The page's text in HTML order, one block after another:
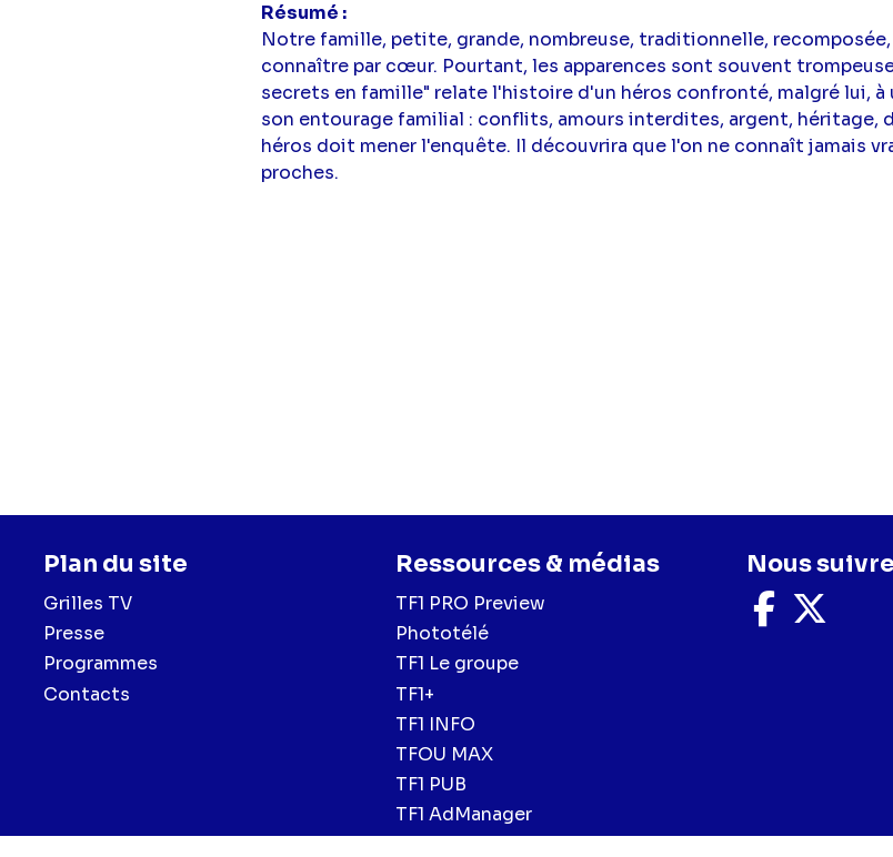
Résumé
Notre famille, petite, grande, nombreuse, traditionnelle,
connaître par cœur. Pourtant, les apparences sont souvent
secrets en famille" relate l'histoire d'un héros confronté, malgré lui, à
son entourage familial : conflits, amours interdites, argent, héritage,
héros doit mener l'enquête. Il découvrira que l'on ne connaît jamais
proches.
Plan du site
Grilles TV
Presse
Programmes
Contacts
Ressources & médias
TF1 PRO Preview
Phototélé
TF1 Le groupe
TF1+
TF1 INFO
TFOU MAX
TF1 PUB
TF1 AdManager
Nous suivre
Nous
suivre